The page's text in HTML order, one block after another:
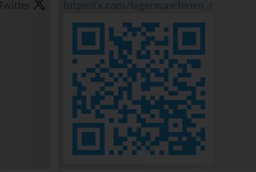
Twitter https://x.com/lagermaschinen